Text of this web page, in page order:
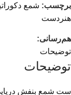
برچسب: شمع
هنردست
هم‌رسانی:
توضیحات
توضیحات
ست شمع بنفش